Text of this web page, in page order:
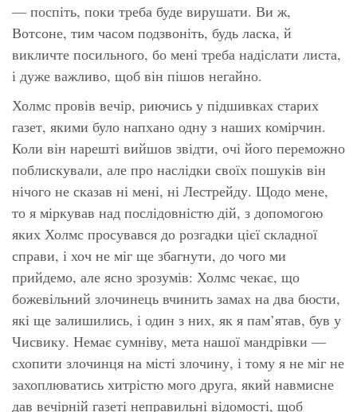
— поспіть, поки треба буде вирушати. Ви ж,
Вотсоне, тим часом подзвоніть, будь ласка, й
викличте посильного, бо мені треба надіслати листа,
і дуже важливо, щоб він пішов негайно.
Холмс провів вечір, риючись у підшивках старих
газет, якими було напхано одну з наших комірчин.
Коли він нарешті вийшов звідти, очі його переможно
поблискували, але про наслідки своїх пошуків він
нічого не сказав ні мені, ні Лестрейду. Щодо мене,
то я міркував над послідовністю дій, з допомогою
яких Холмс просувався до розгадки цієї складної
справи, і хоч не міг ще збагнути, до чого ми
прийдемо, але ясно зрозумів: Холмс чекає, що
божевільний злочинець вчинить замах на два бюсти,
які ще залишились, і один з них, як я пам’ятав, був у
Чисвику. Немає сумніву, мета нашої мандрівки —
схопити злочинця на місті злочину, і тому я не міг не
захоплюватись хитрістю мого друга, який навмисне
дав вечірній газеті неправильні відомості, щоб